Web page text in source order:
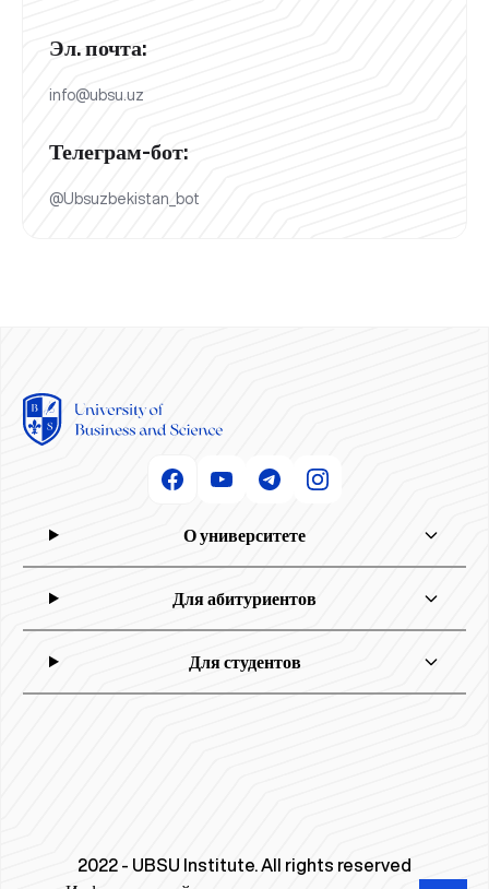
Эл. почта:
info@ubsu.uz
Телеграм-бот:
@Ubsuzbekistan_bot
О университете
Для абитуриентов
Для студентов
2022 - UBSU Institute. All rights reserved